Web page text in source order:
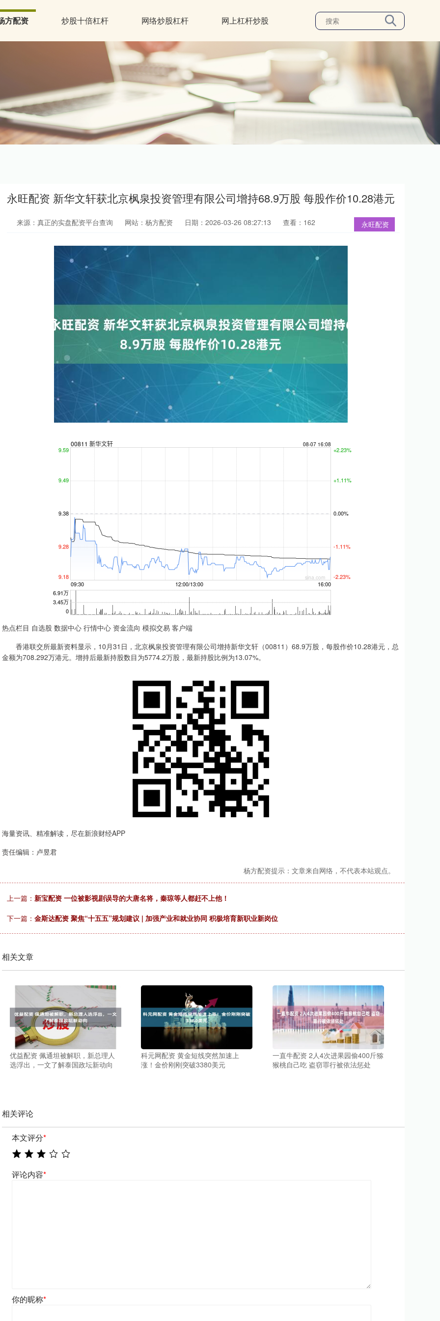
方配资 炒股十倍杠杆 网络炒股杠杆 网上杠杆炒股
永旺配资 新华文轩获北京枫泉投资管理有限公司增持68.9万股 每股作价10.28港元
永旺配资
来源：真正的实盘配资平台查询 网站：杨方配资 日期：2026-03-26 08:27:13 查看：162
热点栏目 自选股 数据中心 行情中心 资金流向 模拟交易 客户端
香港联交所最新资料显示，10月31日，北京枫泉投资管理有限公司增持新华文轩（00811）68.9万股，每股作价10.28港元，总
金额为708.292万港元。增持后最新持股数目为5774.2万股，最新持股比例为13.07%。
海量资讯、精准解读，尽在新浪财经APP
责任编辑：卢昱君
杨方配资提示：文章来自网络，不代表本站观点。
上一篇： 新宝配资 一位被影视剧误导的大唐名将，秦琼等人都赶不上他！
下一篇： 金斯达配资 聚焦“十五五”规划建议 | 加强产业和就业协同 积极培育新职业新岗位
相关文章
优益配资 佩通坦被解职，新总理人
选浮出，一文了解泰国政坛新动向
科元网配资 黄金短线突然加速上
涨！金价刚刚突破3380美元
一直牛配资 2人4次进果园偷400斤猕
猴桃自己吃 盗窃罪行被依法惩处
相关评论
本文评分*
评论内容*
你的昵称*